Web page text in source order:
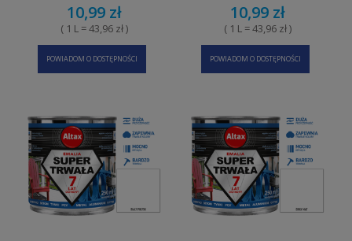
10,99 zł
( 1 L = 43,96 zł )
POWIADOM O DOSTĘPNOŚCI
10,99 zł
( 1 L = 43,96 zł )
POWIADOM O DOSTĘPNOŚCI